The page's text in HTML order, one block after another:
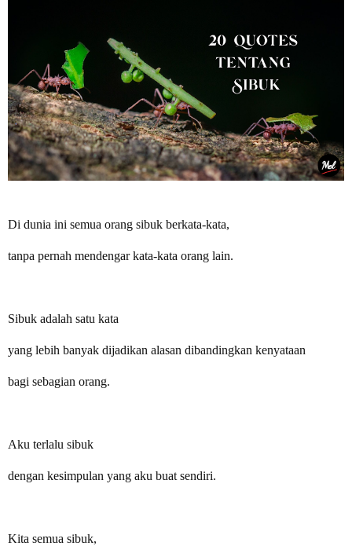
Di dunia ini semua orang sibuk berkata-kata,
tanpa pernah mendengar kata-kata orang lain.
Sibuk adalah satu kata
yang lebih banyak dijadikan alasan dibandingkan kenyataan
bagi sebagian orang.
Aku terlalu sibuk
dengan kesimpulan yang aku buat sendiri.
Kita semua sibuk,